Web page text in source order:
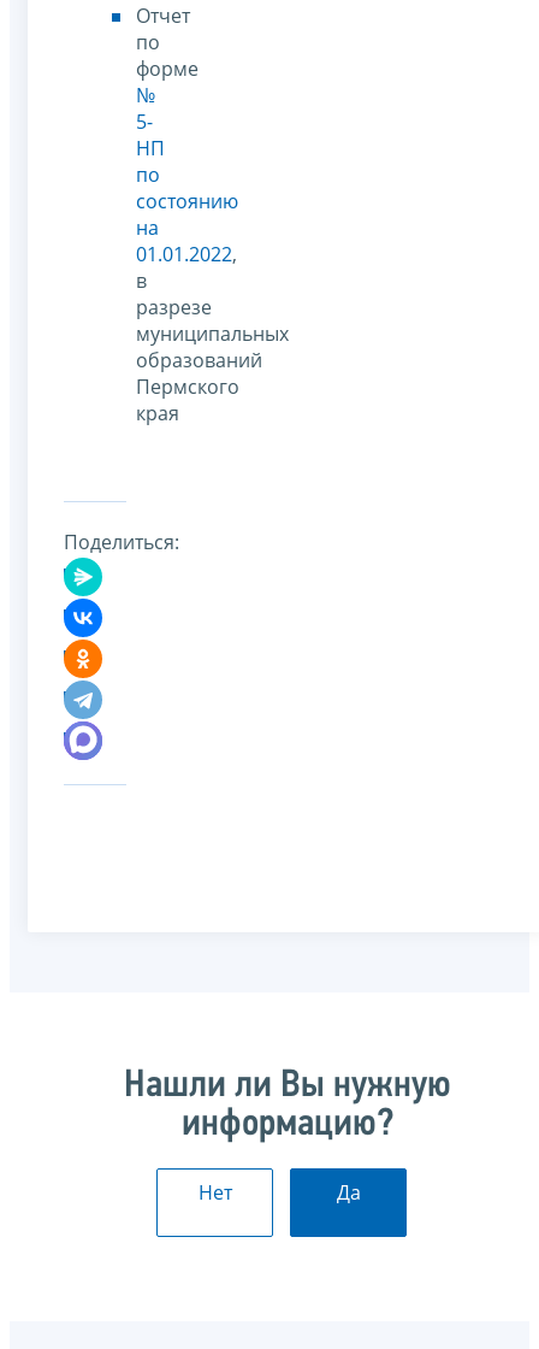
Отчет
по
форме
№
5-
НП
по
состоянию
на
01.01.2022,
в
разрезе
муниципальных
образований
Пермского
края
Поделиться:
Нашли ли Вы нужную
информацию?
Нет Да